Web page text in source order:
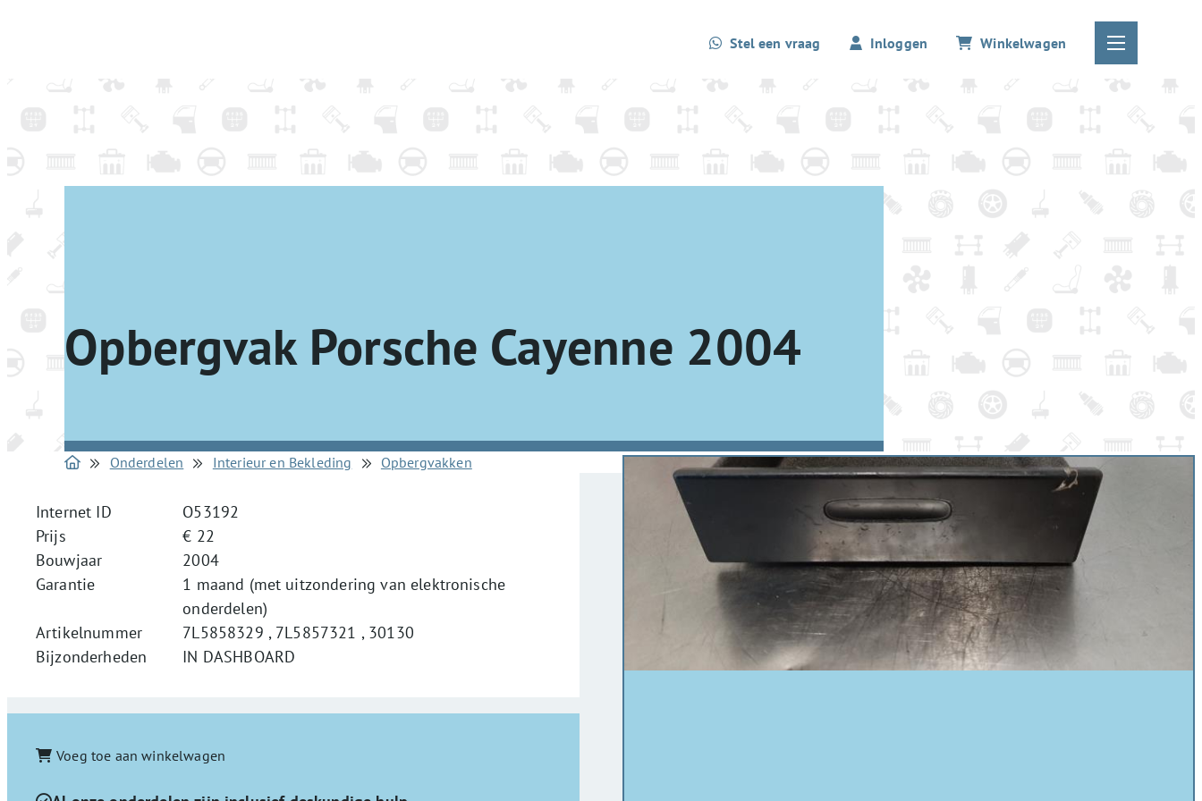
Stel een vraag Inloggen Winkelwagen
Opbergvak Porsche Cayenne 2004
Onderdelen Interieur en Bekleding Opbergvakken
Internet ID
O53192
Prijs
€ 22
Bouwjaar
2004
Garantie
1 maand (met uitzondering van elektronische
onderdelen)
Artikelnummer
7L5858329 , 7L5857321 , 30130
Bijzonderheden
IN DASHBOARD
Voeg toe aan winkelwagen